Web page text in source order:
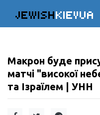
JEWISHKIEVUA
Макрон буде
матчі "високої
та Ізраїлем | УНН